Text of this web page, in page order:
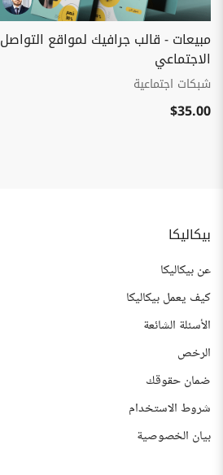
مبيعات - قالب جرافيك لمواقع التواصل
الاجتماعي
شبكات اجتماعية
$35.00
بيكاليكا
عن بيكاليكا
كيف يعمل بيكاليكا
الأسئلة الشائعة
الرخص
ضمان حقوقك
شروط الاستخدام
بيان الخصوصية